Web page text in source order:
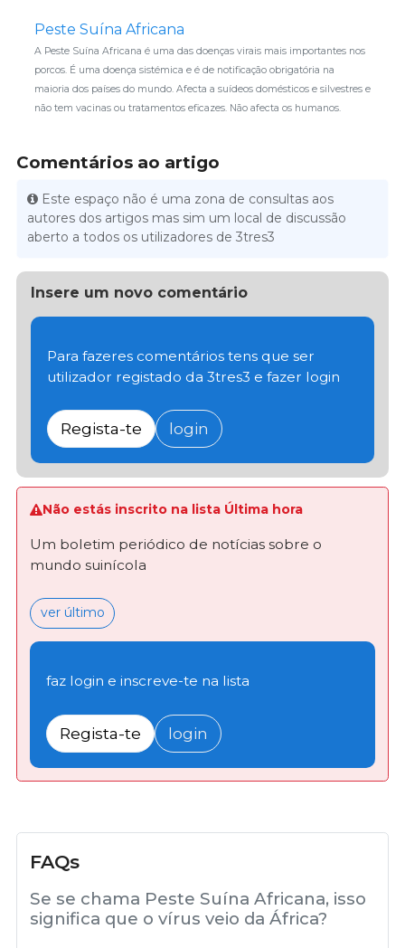
Peste Suína Africana
A Peste Suína Africana é uma das doenças virais mais importantes nos
porcos. É uma doença sistémica e é de notificação obrigatória na
maioria dos países do mundo. Afecta a suídeos domésticos e silvestres e
não tem vacinas ou tratamentos eficazes. Não afecta os humanos.
Comentários ao artigo
Este espaço não é uma zona de consultas aos
autores dos artigos mas sim um local de discussão
aberto a todos os utilizadores de 3tres3
Insere um novo comentário
Para fazeres comentários tens que ser
utilizador registado da 3tres3 e fazer login
Regista-te login
Não estás inscrito na lista Última hora
Um boletim periódico de notícias sobre o
mundo suinícola
ver último
faz login e inscreve-te na lista
Regista-te login
FAQs
Se se chama Peste Suína Africana, isso
significa que o vírus veio da África?